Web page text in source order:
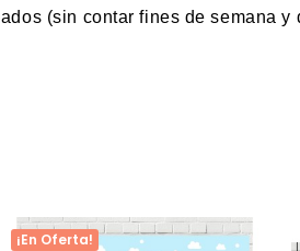
(sin contar fines de semana
¡En Oferta!